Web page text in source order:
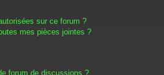
sur ce forum ?
mes pièces jointes ?
forum de discussions ?